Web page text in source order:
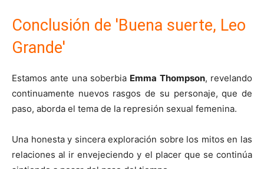
Conclusión de 'Buena suerte, Leo
Grande'
Estamos ante una soberbia Emma Thompson, revelando
continuamente nuevos rasgos de su personaje, que de
paso, aborda el tema de la represión sexual femenina.
Una honesta y sincera exploración sobre los mitos en las
relaciones al ir envejeciendo y el placer que se continúa